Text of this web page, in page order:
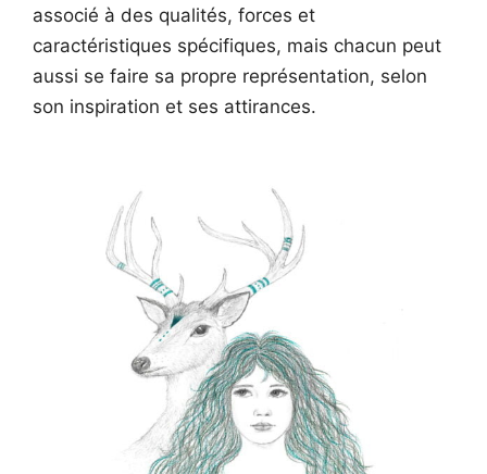
associé à des qualités, forces et
caractéristiques spécifiques, mais chacun peut
aussi se faire sa propre représentation, selon
son inspiration et ses attirances.